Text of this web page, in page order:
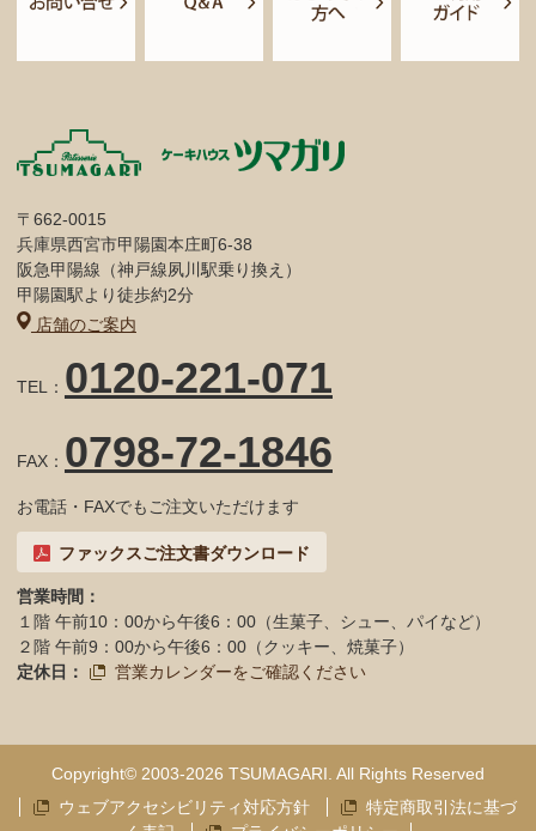
〒662-0015
兵庫県西宮市甲陽園本庄町6-38
阪急甲陽線（神戸線夙川駅乗り換え）
甲陽園駅より徒歩約2分
店舗のご案内
TEL： 0120-221-071
FAX： 0798-72-1846
お電話・FAXでもご注文いただけます
ファックスご注文書ダウンロード
営業時間：
１階 午前10：00から午後6：00（生菓子、シュー、パイなど）
２階 午前9：00から午後6：00（クッキー、焼菓子）
定休日：
営業カレンダーをご確認ください
Copyright© 2003-2026 TSUMAGARI. All Rights Reserved
ウェブアクセシビリティ対応方針
特定商取引法に基づ